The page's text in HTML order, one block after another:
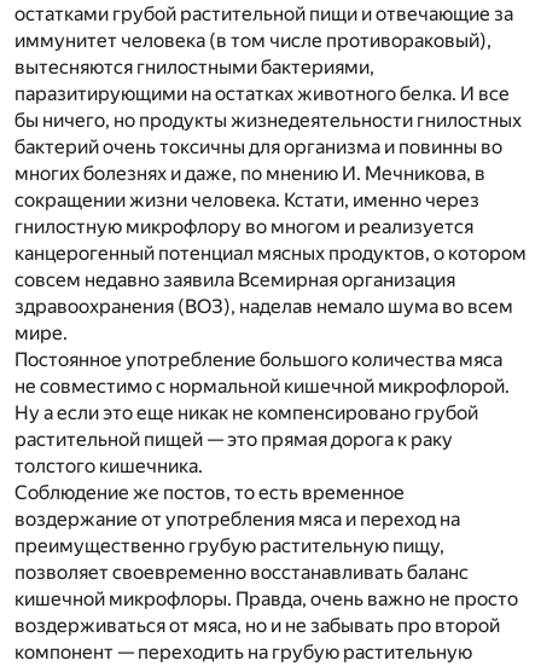
остатками грубой растительной пищи и отвечающие за
иммунитет человека (в том числе противораковый),
вытесняются гнилостными бактериями,
паразитирующими на остатках животного белка. И все
бы ничего, но продукты жизнедеятельности гнилостных
бактерий очень токсичны для организма и повинны во
многих болезнях и даже, по мнению И. Мечникова, в
сокращении жизни человека. Кстати, именно через
гнилостную микрофлору во многом и реализуется
канцерогенный потенциал мясных продуктов, о котором
совсем недавно заявила Всемирная организация
здравоохранения (ВОЗ), наделав немало шума во всем
мире.
Постоянное употребление большого количества мяса
не совместимо с нормальной кишечной микрофлорой.
Ну а если это еще никак не компенсировано грубой
растительной пищей — это прямая дорога к раку
толстого кишечника.
Соблюдение же постов, то есть временное
воздержание от употребления мяса и переход на
преимущественно грубую растительную пищу,
позволяет своевременно восстанавливать баланс
кишечной микрофлоры. Правда, очень важно не просто
воздерживаться от мяса, но и не забывать про второй
компонент — переходить на грубую растительную